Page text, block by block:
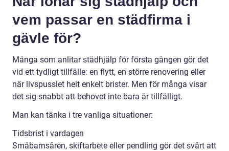
vem passar en städfirma i
gävle för?
Många som anlitar städhjälp för första gången gör det
vid ett tydligt tillfälle: en flytt, en större renovering eller
när livspusslet helt enkelt brister. Men för många visar
det sig snabbt att behovet inte bara är tillfälligt.
Man kan tänka i tre vanliga situationer:
Tidsbrist i vardagen
Småbarnsåren, skiftarbete eller pendling gör det svårt att